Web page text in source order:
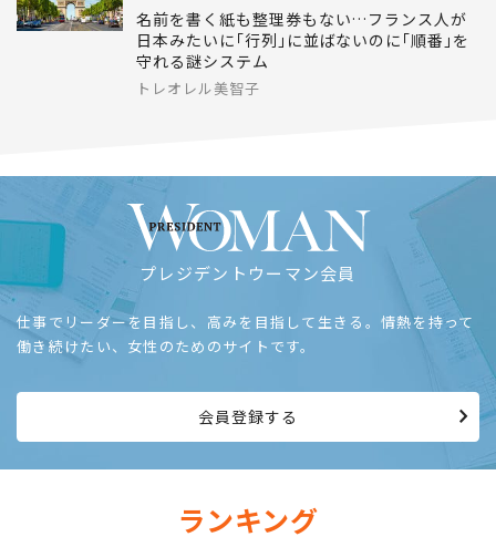
名前を書く紙も整理券もない…フランス人が
日本みたいに｢行列｣に並ばないのに｢順番｣を
守れる謎システム
トレオレル美智子
プレジデントウーマン会員
仕事でリーダーを目指し、高みを目指して生きる。情熱を持って
働き続けたい、女性のためのサイトです。
会員登録する
ランキング